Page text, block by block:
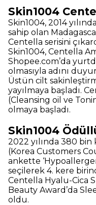
Skin1004
Skin1004, 2014
sahip olan
Centella serisini
Skin1004, Centella
Shopee.com’da
olmasıyla adını
Üstün cilt
yayılmaya başladı.
(Cleansing oil ve
olmaya başladı.
Skin1004
2022 yılında 380 bin
(Korea Customers
ankette
seçilerek 4. kere
Centella Hyalu-Cica
Beauty Award’da
oldu.